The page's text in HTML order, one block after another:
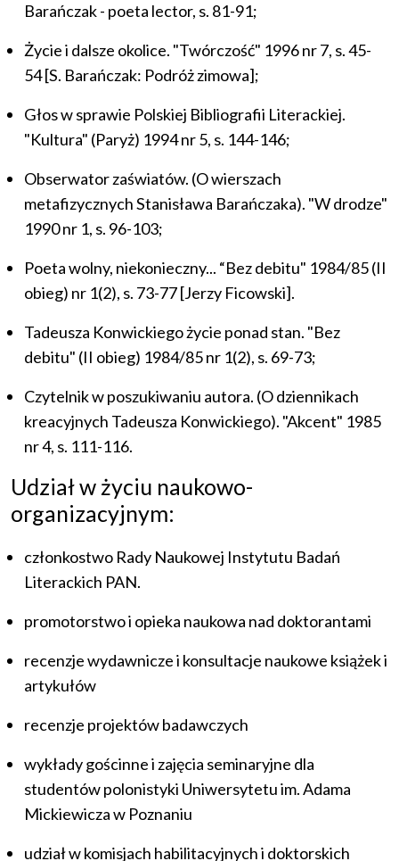
Barańczak - poeta lector, s. 81-91;
Życie i dalsze okolice. "Twórczość" 1996 nr 7, s. 45-
54 [S. Barańczak: Podróż zimowa];
Głos w sprawie Polskiej Bibliografii Literackiej.
"Kultura" (Paryż) 1994 nr 5, s. 144-146;
Obserwator zaświatów. (O wierszach
metafizycznych Stanisława Barańczaka). "W drodze"
1990 nr 1, s. 96-103;
Poeta wolny, niekonieczny... “Bez debitu" 1984/85 (II
obieg) nr 1(2), s. 73-77 [Jerzy Ficowski].
Tadeusza Konwickiego życie ponad stan. "Bez
debitu" (II obieg) 1984/85 nr 1(2), s. 69-73;
Czytelnik w poszukiwaniu autora. (O dziennikach
kreacyjnych Tadeusza Konwickiego). "Akcent" 1985
nr 4, s. 111-116.
Udział w życiu naukowo-
organizacyjnym:
członkostwo Rady Naukowej Instytutu Badań
Literackich PAN.
promotorstwo i opieka naukowa nad doktorantami
recenzje wydawnicze i konsultacje naukowe książek i
artykułów
recenzje projektów badawczych
wykłady gościnne i zajęcia seminaryjne dla
studentów polonistyki Uniwersytetu im. Adama
Mickiewicza w Poznaniu
udział w komisjach habilitacyjnych i doktorskich